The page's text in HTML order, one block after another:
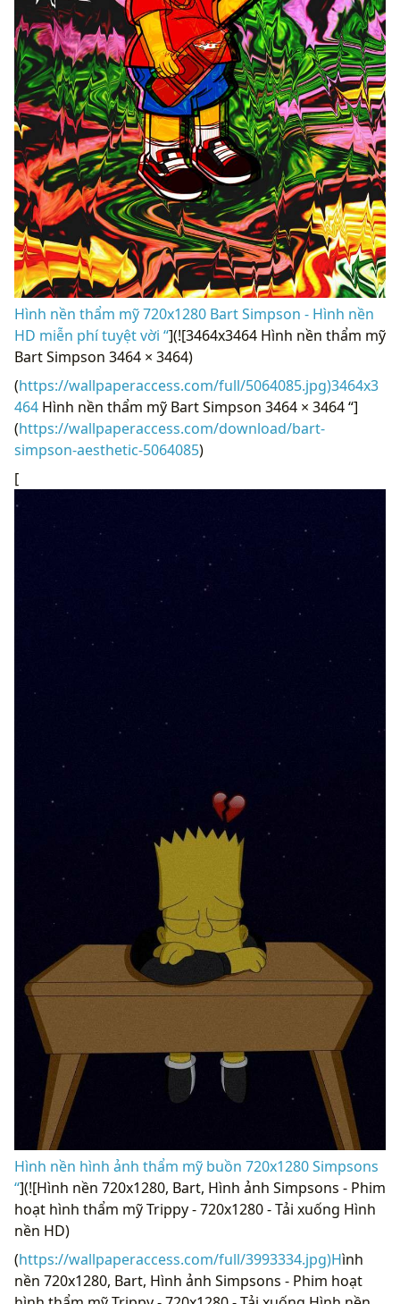
Hình nền thẩm mỹ 720x1280 Bart Simpson - Hình nền
HD miễn phí tuyệt vời “](![3464x3464 Hình nền thẩm mỹ
Bart Simpson 3464 × 3464)
(https://wallpaperaccess.com/full/5064085.jpg)3464x3
464 Hình nền thẩm mỹ Bart Simpson 3464 × 3464 “]
(https://wallpaperaccess.com/download/bart-
simpson-aesthetic-5064085)
[
Hình nền hình ảnh thẩm mỹ buồn 720x1280 Simpsons
“](![Hình nền 720x1280, Bart, Hình ảnh Simpsons - Phim
hoạt hình thẩm mỹ Trippy - 720x1280 - Tải xuống Hình
nền HD)
(https://wallpaperaccess.com/full/3993334.jpg)Hình
nền 720x1280, Bart, Hình ảnh Simpsons - Phim hoạt